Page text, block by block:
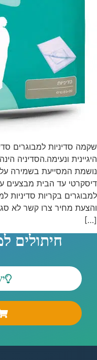
שקמה סדיניות למבוגרים
היגיינית
דיסקרטי עד הבית מבצעים
למבוגרים בקריות סדיניות
והצעת מחיר צרו קשר לא
[…]
חיתולים